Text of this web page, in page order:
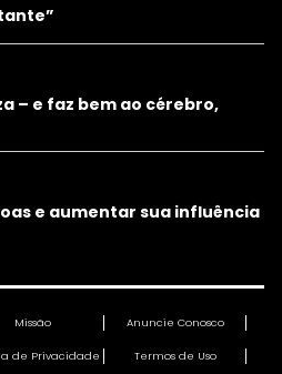
– e faz bem ao cérebro,
e aumentar sua influência
Missão Anuncie Conosco
de Privacidade Termos de Uso